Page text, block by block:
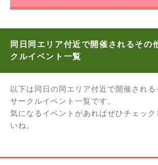
同日同エリア付近で開催されるその
クルイベント一覧
以下は同日の同エリア付近で開催される
サークルイベント一覧です。
気になるイベントがあればぜひチェック
いね。